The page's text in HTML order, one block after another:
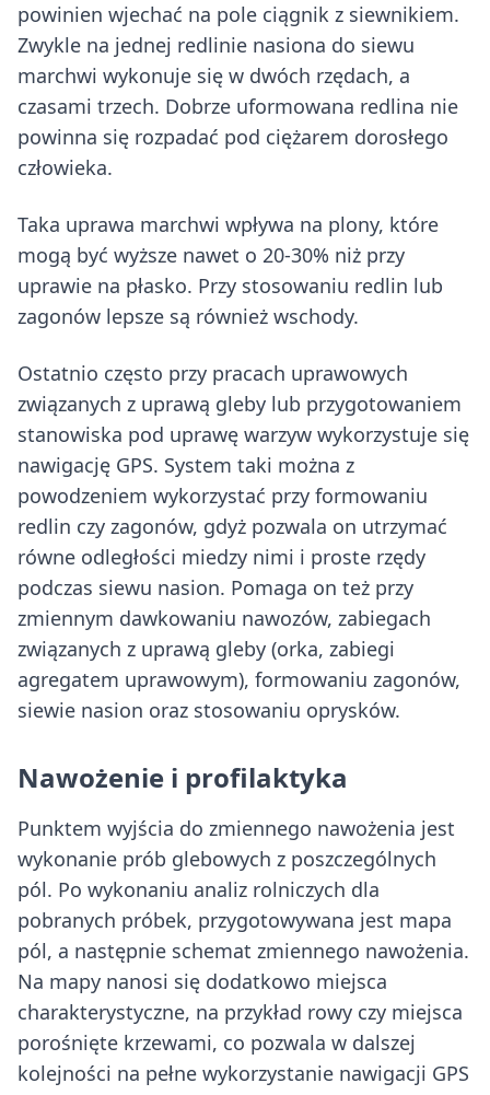
powinien wjechać na pole ciągnik z siewnikiem.
Zwykle na jednej redlinie nasiona do siewu
marchwi wykonuje się w dwóch rzędach, a
czasami trzech. Dobrze uformowana redlina nie
powinna się rozpadać pod ciężarem dorosłego
człowieka.
Taka uprawa marchwi wpływa na plony, które
mogą być wyższe nawet o 20-30% niż przy
uprawie na płasko. Przy stosowaniu redlin lub
zagonów lepsze są również wschody.
Ostatnio często przy pracach uprawowych
związanych z uprawą gleby lub przygotowaniem
stanowiska pod uprawę warzyw wykorzystuje się
nawigację GPS. System taki można z
powodzeniem wykorzystać przy formowaniu
redlin czy zagonów, gdyż pozwala on utrzymać
równe odległości miedzy nimi i proste rzędy
podczas siewu nasion. Pomaga on też przy
zmiennym dawkowaniu nawozów, zabiegach
związanych z uprawą gleby (orka, zabiegi
agregatem uprawowym), formowaniu zagonów,
siewie nasion oraz stosowaniu oprysków.
Nawożenie i profilaktyka
Punktem wyjścia do zmiennego nawożenia jest
wykonanie prób glebowych z poszczególnych
pól. Po wykonaniu analiz rolniczych dla
pobranych próbek, przygotowywana jest mapa
pól, a następnie schemat zmiennego nawożenia.
Na mapy nanosi się dodatkowo miejsca
charakterystyczne, na przykład rowy czy miejsca
porośnięte krzewami, co pozwala w dalszej
kolejności na pełne wykorzystanie nawigacji GPS